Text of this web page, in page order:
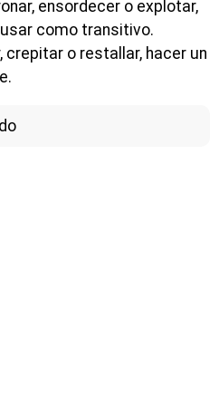
ensordecer o explotar,
como transitivo.
crepitar o restallar, hacer un